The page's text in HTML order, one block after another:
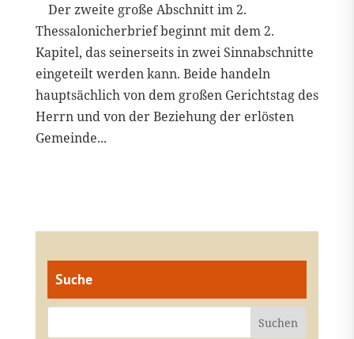
Der zweite große Abschnitt im 2.
Thessalonicherbrief beginnt mit dem 2.
Kapitel, das seinerseits in zwei Sinnabschnitte
eingeteilt werden kann. Beide handeln
hauptsächlich von dem großen Gerichtstag des
Herrn und von der Beziehung der erlösten
Gemeinde...
Suche